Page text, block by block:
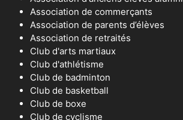
Association de commerçants
Association de parents d’élèves
Association de retraités
Club d'arts martiaux
Club d'athlétisme
Club de badminton
Club de basketball
Club de boxe
Club de cyclisme